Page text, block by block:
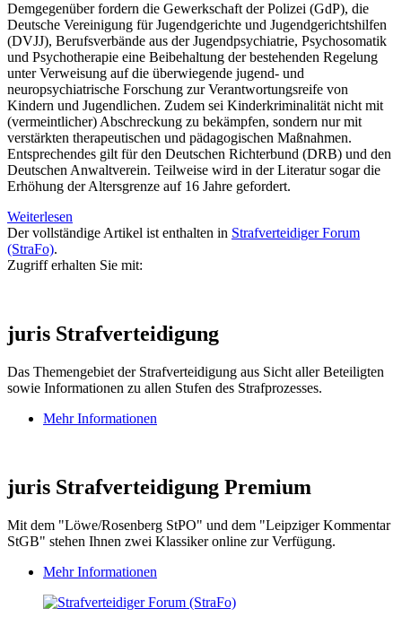
Demgegenüber fordern die Gewerkschaft der Polizei (GdP), die
Deutsche Vereinigung für Jugendgerichte und Jugendgerichtshilfen
(DVJJ), Berufsverbände aus der Jugendpsychiatrie, Psychosomatik
und Psychotherapie eine Beibehaltung der bestehenden Regelung
unter Verweisung auf die überwiegende jugend- und
neuropsychiatrische Forschung zur Verantwortungsreife von
Kindern und Jugendlichen. Zudem sei Kinderkriminalität nicht mit
(vermeintlicher) Abschreckung zu bekämpfen, sondern nur mit
verstärkten therapeutischen und pädagogischen Maßnahmen.
Entsprechendes gilt für den Deutschen Richterbund (DRB) und den
Deutschen Anwaltverein. Teilweise wird in der Literatur sogar die
Erhöhung der Altersgrenze auf 16 Jahre gefordert.
Weiterlesen
Der vollständige Artikel ist enthalten in Strafverteidiger Forum
(StraFo).
Zugriff erhalten Sie mit:
juris Strafverteidigung
Das Themengebiet der Strafverteidigung aus Sicht aller Beteiligten
sowie Informationen zu allen Stufen des Strafprozesses.
Mehr Informationen
juris Strafverteidigung Premium
Mit dem "Löwe/Rosenberg StPO" und dem "Leipziger Kommentar
StGB" stehen Ihnen zwei Klassiker online zur Verfügung.
Mehr Informationen